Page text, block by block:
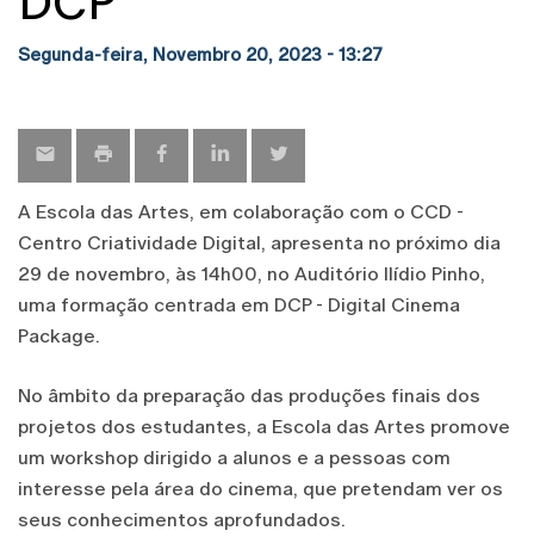
Segunda-feira, Novembro 20, 2023 - 13:27
A Escola das Artes, em colaboração com o CCD -
Centro Criatividade Digital, apresenta no próximo dia
29 de novembro, às 14h00, no Auditório Ilídio Pinho,
uma formação centrada em DCP - Digital Cinema
Package.
No âmbito da preparação das produções finais dos
projetos dos estudantes, a Escola das Artes promove
um workshop dirigido a alunos e a pessoas com
interesse pela área do cinema, que pretendam ver os
seus conhecimentos aprofundados.